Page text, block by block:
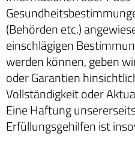
(Behörden etc.)
einschlägigen
werden können, geben
oder Garantien
Vollständigkeit oder
Eine Haftung
Erfüllungsgehilfen ist